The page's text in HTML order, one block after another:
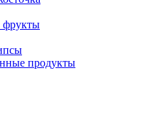
фрукты
продукты